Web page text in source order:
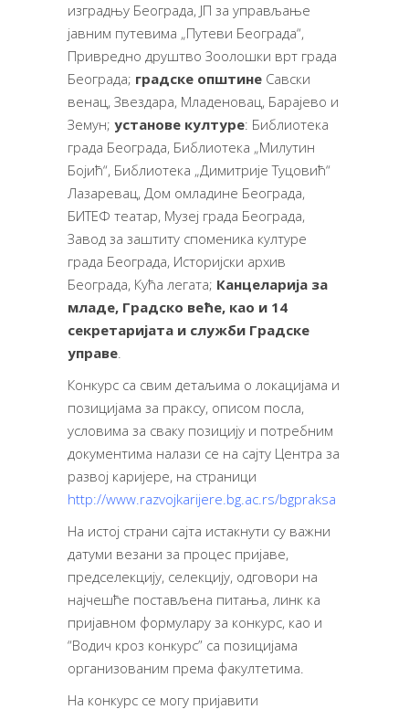
изградњу Београда, ЈП за управљање
јавним путевима „Путеви Београда“,
Привредно друштво Зоолошки врт града
Београда; градске општине Савски
венац, Звездара, Младеновац, Барајево и
Земун; установе културе: Библиотека
града Београда, Библиотека „Милутин
Бојић“, Библиотека „Димитрије Туцовић“
Лазаревац, Дом омладине Београда,
БИТЕФ театар, Музеј града Београда,
Завод за заштиту споменика културе
града Београда, Историјски архив
Београда, Кућа легата; Канцеларија за
младе, Градско веће, као и 14
секретаријата и служби Градске
управе.
Конкурс са свим детаљима о локацијама и
позицијама за праксу, описом посла,
условима за сваку позицију и потребним
документима налази се на сајту Центра за
развој каријере, на страници
http://www.razvojkarijere.bg.ac.rs/bgpraksa
На истој страни сајта истакнути су важни
датуми везани за процес пријаве,
предселекцију, селекцију, одговори на
најчешће постављена питања, линк ка
пријавном формулару за конкурс, као и
“Водич кроз конкурс” са позицијама
организованим према факултетима.
На конкурс се могу пријавити